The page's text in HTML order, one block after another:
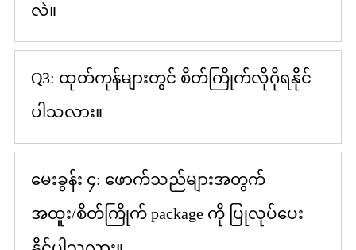
လဲ။
Q3: ထုတ်ကုန်များတွင် စိတ်ကြိုက်လိုဂိုရနိုင်
ပါသလား။
မေးခွန်း ၄: ဖောက်သည်များအတွက်
အထူး/စိတ်ကြိုက် package ကို ပြုလုပ်ပေး